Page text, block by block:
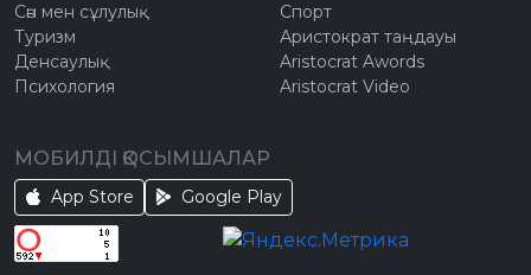
Сән мен сұлулық
Туризм
Денсаулық
Психология
Спорт
Аристократ таңдауы
Aristocrat Awords
Aristocrat Video
МОБИЛДІ ҚОСЫМШАЛАР
App Store Google Play